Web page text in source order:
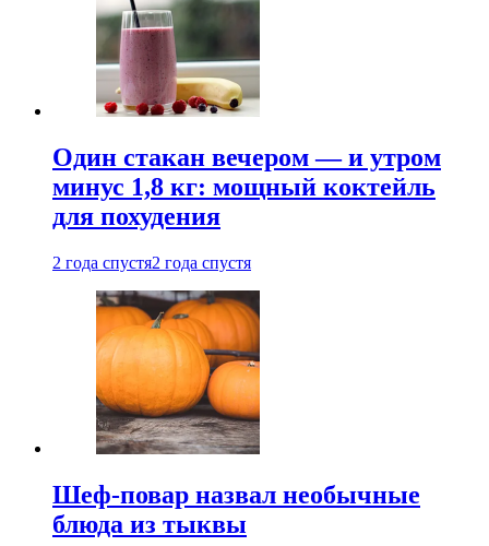
Один стакан вечером — и утром
минус 1,8 кг: мощный коктейль
для похудения
2 года спустя2 года спустя
Шеф-повар назвал необычные
блюда из тыквы